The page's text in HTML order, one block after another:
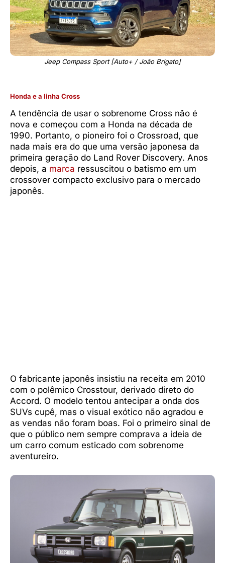
Jeep Compass Sport [Auto+ / João Brigato]
Honda e a linha Cross
A tendência de usar o sobrenome Cross não é
nova e começou com a Honda na década de
1990. Portanto, o pioneiro foi o Crossroad, que
nada mais era do que uma versão japonesa da
primeira geração do Land Rover Discovery. Anos
depois, a marca ressuscitou o batismo em um
crossover compacto exclusivo para o mercado
japonês.
O fabricante japonês insistiu na receita em 2010
com o polêmico Crosstour, derivado direto do
Accord. O modelo tentou antecipar a onda dos
SUVs cupê, mas o visual exótico não agradou e
as vendas não foram boas. Foi o primeiro sinal de
que o público nem sempre comprava a ideia de
um carro comum esticado com sobrenome
aventureiro.